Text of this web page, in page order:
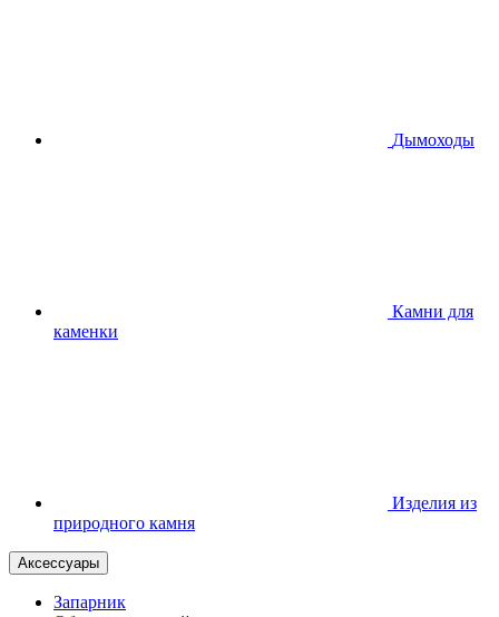
Дымоходы
Камни для
каменки
Изделия из
природного камня
Аксессуары
Запарник